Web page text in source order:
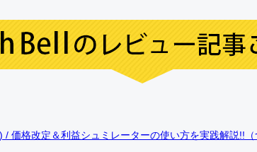
/ 価格改定＆利益シュミレーターの使い方を実践解説!!